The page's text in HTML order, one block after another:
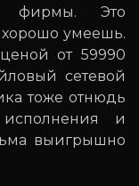
фирмы. Это
хорошо умеешь.
от 59990
сетевой
тоже отнюдь
и
выигрышно